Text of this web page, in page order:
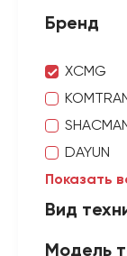
Бренд
XCMG
DAYUN
Показать
Вид
Модель